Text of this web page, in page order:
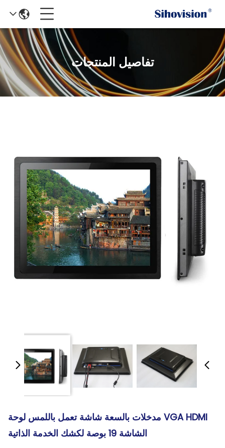
تفاصيل المنتجات
VGA HDMI مدخلات بالسعة شاشة تعمل باللمس لوحة
الشاشة 19 بوصة لكشك الخدمة الذاتية